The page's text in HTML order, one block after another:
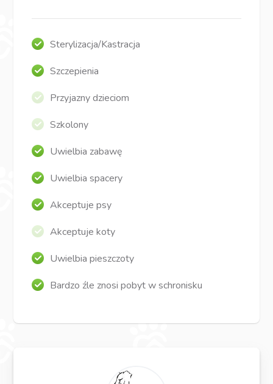
Sterylizacja/Kastracja
Szczepienia
Przyjazny dzieciom
Szkolony
Uwielbia zabawę
Uwielbia spacery
Akceptuje psy
Akceptuje koty
Uwielbia pieszczoty
Bardzo źle znosi pobyt w schronisku